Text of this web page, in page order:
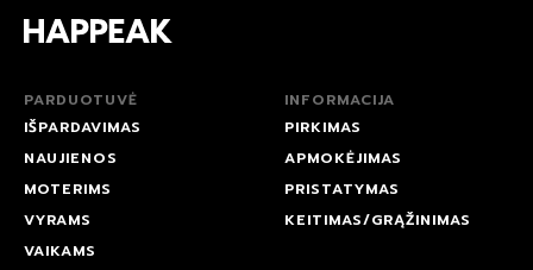
PARDUOTUVĖ
IŠPARDAVIMAS
NAUJIENOS
MOTERIMS
VYRAMS
VAIKAMS
INFORMACIJA
PIRKIMAS
APMOKĖJIMAS
PRISTATYMAS
KEITIMAS/GRĄŽINIMAS